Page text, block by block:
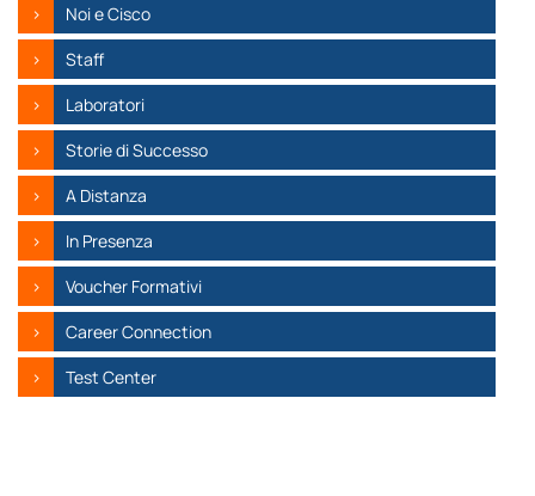
Noi e Cisco
Staff
Laboratori
Storie di Successo
A Distanza
In Presenza
Voucher Formativi
Career Connection
Test Center